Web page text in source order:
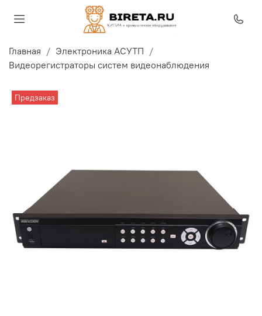
Главная
Электроника АСУТП
Видеорегистраторы систем видеонаблюдения
Предзаказ